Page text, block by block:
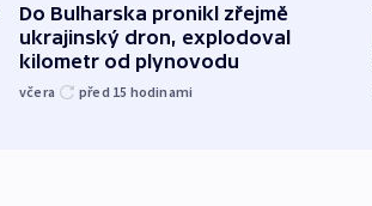
Do Bulharska pronikl zřejmě
ukrajinský dron, explodoval
kilometr od plynovodu
včera před 15 hodinami